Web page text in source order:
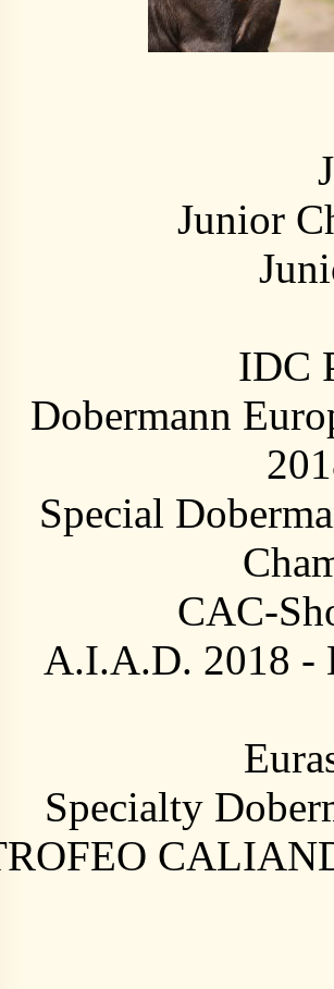
Junior
IDC
Dobermann
Special
CAC-
A.I.A.D. 2018 -
Specialty